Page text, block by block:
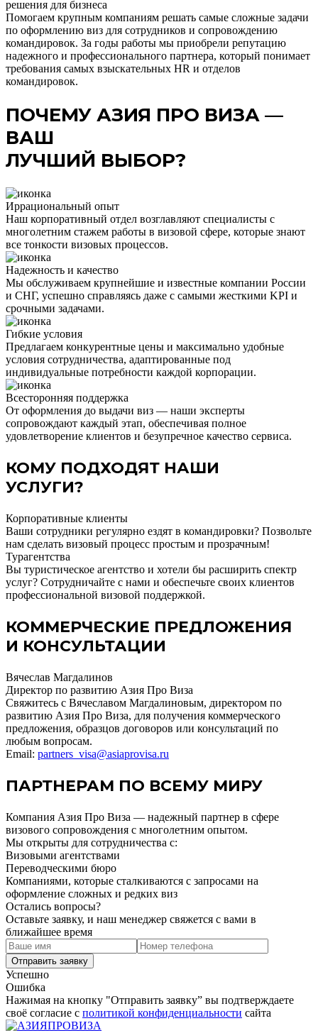
решения для бизнеса
Помогаем крупным компаниям решать самые сложные задачи
по оформлению виз для сотрудников и сопровождению
командировок. За годы работы мы приобрели репутацию
надежного и профессионального партнера, который понимает
требования самых взыскательных HR и отделов
командировок.
ПОЧЕМУ АЗИЯ ПРО ВИЗА —
ВАШ
ЛУЧШИЙ ВЫБОР?
Иррациональный опыт
Наш корпоративный отдел возглавляют специалисты с
многолетним стажем работы в визовой сфере, которые знают
все тонкости визовых процессов.
Надежность и качество
Мы обслуживаем крупнейшие и известные компании России
и СНГ, успешно справляясь даже с самыми жесткими KPI и
срочными задачами.
Гибкие условия
Предлагаем конкурентные цены и максимально удобные
условия сотрудничества, адаптированные под
индивидуальные потребности каждой корпорации.
Всесторонняя поддержка
От оформления до выдачи виз — наши эксперты
сопровождают каждый этап, обеспечивая полное
удовлетворение клиентов и безупречное качество сервиса.
КОМУ ПОДХОДЯТ НАШИ
УСЛУГИ?
Корпоративные клиенты
Ваши сотрудники регулярно ездят в командировки? Позвольте
нам сделать визовый процесс простым и прозрачным!
Турагентства
Вы туристическое агентство и хотели бы расширить спектр
услуг? Сотрудничайте с нами и обеспечьте своих клиентов
профессиональной визовой поддержкой.
КОММЕРЧЕСКИЕ ПРЕДЛОЖЕНИЯ
И КОНСУЛЬТАЦИИ
Вячеслав Магдалинов
Директор по развитию Азия Про Виза
Свяжитесь с Вячеславом Магдалиновым, директором по
развитию Азия Про Виза, для получения коммерческого
предложения, образцов договоров или консультаций по
любым вопросам.
Email: partners_visa@asiaprovisa.ru
ПАРТНЕРАМ ПО ВСЕМУ МИРУ
Компания Азия Про Виза — надежный партнер в сфере
визового сопровождения с многолетним опытом.
Мы открыты для сотрудничества с:
Визовыми агентствами
Переводческими бюро
Компаниями, которые сталкиваются с запросами на
оформление сложных и редких виз
Остались вопросы?
Оставьте заявку, и наш менеджер свяжется с вами в
ближайшее время
Успешно
Ошибка
Нажимая на кнопку "Отправить заявку” вы подтверждаете
своё согласие с политикой конфиденциальности сайта